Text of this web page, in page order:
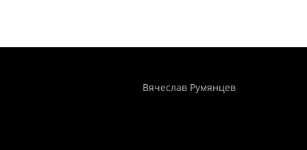
Вячеслав Румянцев